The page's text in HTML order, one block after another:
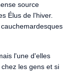
source
Élus de l'hiver.
l'une d'elles
les gens et si